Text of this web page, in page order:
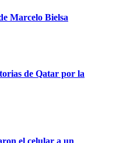
Marcelo Bielsa
de Qatar por la
el celular a un